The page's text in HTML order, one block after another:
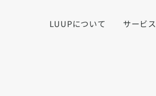
LUUPについて サービス